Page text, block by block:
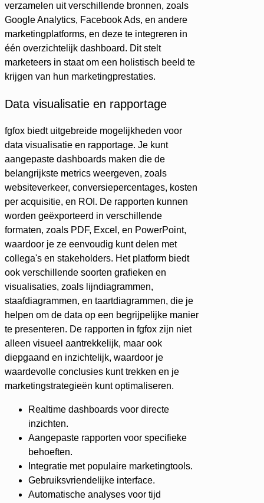
verzamelen uit verschillende bronnen, zoals
Google Analytics, Facebook Ads, en andere
marketingplatforms, en deze te integreren in
één overzichtelijk dashboard. Dit stelt
marketeers in staat om een holistisch beeld te
krijgen van hun marketingprestaties.
Data visualisatie en rapportage
fgfox biedt uitgebreide mogelijkheden voor
data visualisatie en rapportage. Je kunt
aangepaste dashboards maken die de
belangrijkste metrics weergeven, zoals
websiteverkeer, conversiepercentages, kosten
per acquisitie, en ROI. De rapporten kunnen
worden geëxporteerd in verschillende
formaten, zoals PDF, Excel, en PowerPoint,
waardoor je ze eenvoudig kunt delen met
collega's en stakeholders. Het platform biedt
ook verschillende soorten grafieken en
visualisaties, zoals lijndiagrammen,
staafdiagrammen, en taartdiagrammen, die je
helpen om de data op een begrijpelijke manier
te presenteren. De rapporten in fgfox zijn niet
alleen visueel aantrekkelijk, maar ook
diepgaand en inzichtelijk, waardoor je
waardevolle conclusies kunt trekken en je
marketingstrategieën kunt optimaliseren.
Realtime dashboards voor directe
inzichten.
Aangepaste rapporten voor specifieke
behoeften.
Integratie met populaire marketingtools.
Gebruiksvriendelijke interface.
Automatische analyses voor tijd